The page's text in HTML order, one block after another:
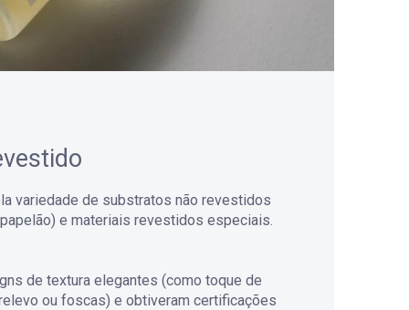
variedade de substratos não revestidos
e materiais revestidos especiais.
de textura elegantes (como toque de
ou foscas) e obtiveram certificações